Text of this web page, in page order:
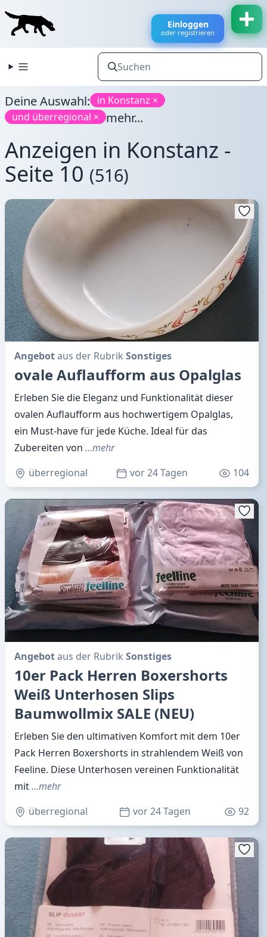
Einloggen
oder registrieren
Deine Auswahl:
in Konstanz ×
und überregional ×
mehr...
Anzeigen in Konstanz -
Seite 10 (516)
Angebotaus der Rubrik Sonstiges
ovale Auflaufform aus Opalglas
Erleben Sie die Eleganz und Funktionalität dieser
ovalen Auflaufform aus hochwertigem Opalglas,
ein Must-have für jede Küche. Ideal für das
Zubereiten von …mehr
überregional
vor 24 Tagen 104
Angebotaus der Rubrik Sonstiges
10er Pack Herren Boxershorts
Weiß Unterhosen Slips
Baumwollmix SALE (NEU)
Erleben Sie den ultimativen Komfort mit dem 10er
Pack Herren Boxershorts in strahlendem Weiß von
Feeline. Diese Unterhosen vereinen Funktionalität
mit…mehr
überregional
vor 24 Tagen 92